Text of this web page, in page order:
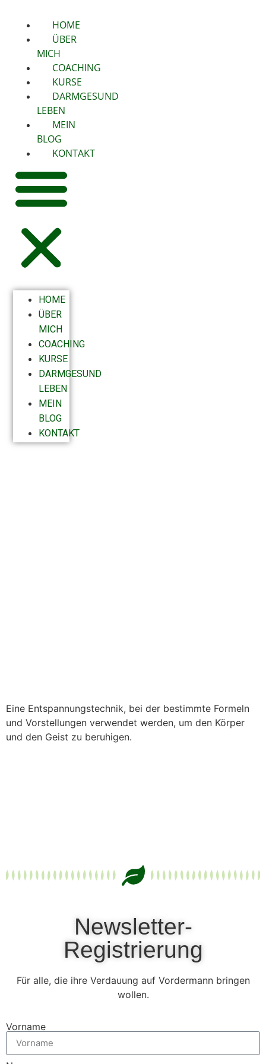
HOME
ÜBER
MICH
COACHING
KURSE
DARMGESUND
LEBEN
MEIN
BLOG
KONTAKT
HOME
ÜBER
MICH
COACHING
KURSE
DARMGESUND
LEBEN
MEIN
BLOG
KONTAKT
Eine Entspannungstechnik, bei der bestimmte Formeln
und Vorstellungen verwendet werden, um den Körper
und den Geist zu beruhigen.
Newsletter-
Registrierung
Für alle, die ihre Verdauung auf Vordermann bringen
wollen.
Vorname